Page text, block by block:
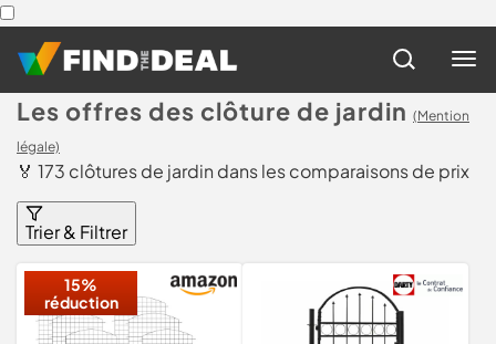
Les offres des clôture de jardin (Mention
légale)
🏅 173 clôtures de jardin dans les comparaisons de prix
Trier & Filtrer
15%
réduction